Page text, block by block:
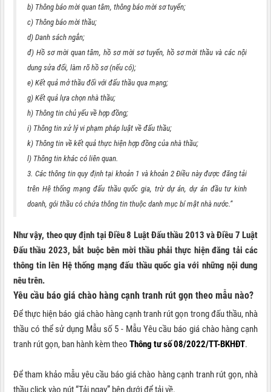
b) Thông báo mời quan tâm, thông báo mời sơ tuyển;
c) Thông báo mời thầu;
d) Danh sách ngắn;
đ) Hồ sơ mời quan tâm, hồ sơ mời sơ tuyển, hồ sơ mời thầu và các nội
dung sửa đổi, làm rõ hồ sơ (nếu có);
e) Kết quả mở thầu đối với đấu thầu qua mạng;
g) Kết quả lựa chọn nhà thầu;
h) Thông tin chủ yếu về hợp đồng;
i) Thông tin xử lý vi phạm pháp luật về đấu thầu;
k) Thông tin về kết quả thực hiện hợp đồng của nhà thầu;
l) Thông tin khác có liên quan.
3. Các thông tin quy định tại khoản 1 và khoản 2 Điều này được đăng tải
trên Hệ thống mạng đấu thầu quốc gia, trừ dự án, dự án đầu tư kinh
doanh, gói thầu có chứa thông tin thuộc danh mục bí mật nhà nước.”
Như vậy, theo quy định tại Điều 8 Luật Đấu thầu 2013 và Điều 7 Luật
Đấu thầu 2023, bắt buộc bên mời thầu phải thực hiện đăng tải các
thông tin lên Hệ thống mạng đấu thầu quốc gia với những nội dung
nêu trên.
Yêu cầu báo giá chào hàng cạnh tranh rút gọn theo mẫu nào?
Để thực hiện báo giá chào hàng cạnh tranh rút gọn trong đấu thầu, nhà
thầu có thể sử dụng Mẫu số 5 - Mẫu Yêu cầu báo giá chào hàng cạnh
tranh rút gọn, ban hành kèm theo Thông tư số 08/2022/TT-BKHĐT.
Để tham khảo mẫu yêu cầu báo giá chào hàng cạnh tranh rút gọn, nhà
thầu click vào nút “Tải ngay” bên dưới để tải về.